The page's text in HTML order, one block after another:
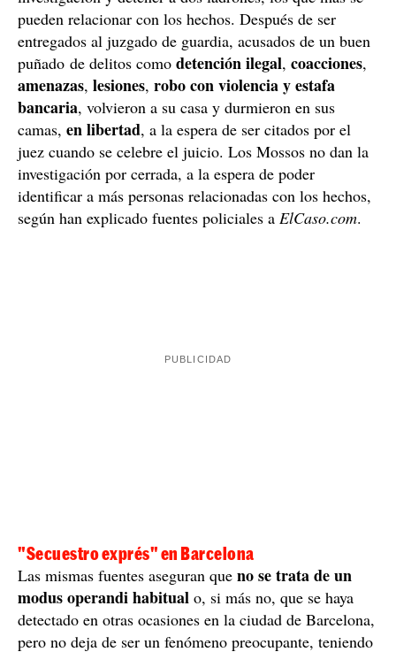
pueden relacionar con los hechos. Después de ser
entregados al juzgado de guardia, acusados de un buen
puñado de delitos como detención ilegal, coacciones,
amenazas, lesiones, robo con violencia y estafa
bancaria, volvieron a su casa y durmieron en sus
camas, en libertad, a la espera de ser citados por el
juez cuando se celebre el juicio. Los Mossos no dan la
investigación por cerrada, a la espera de poder
identificar a más personas relacionadas con los hechos,
según han explicado fuentes policiales a ElCaso.com.
"Secuestro exprés" en Barcelona
Las mismas fuentes aseguran que no se trata de un
modus operandi habitual o, si más no, que se haya
detectado en otras ocasiones en la ciudad de Barcelona,
pero no deja de ser un fenómeno preocupante, teniendo